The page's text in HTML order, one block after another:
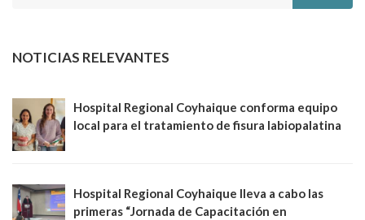
NOTICIAS RELEVANTES
Hospital Regional Coyhaique conforma equipo
local para el tratamiento de fisura labiopalatina
Hospital Regional Coyhaique lleva a cabo las
primeras “Jornada de Capacitación en